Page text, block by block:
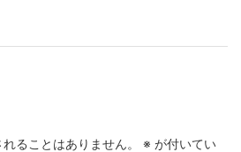
ることはありません。 ※ が付いてい